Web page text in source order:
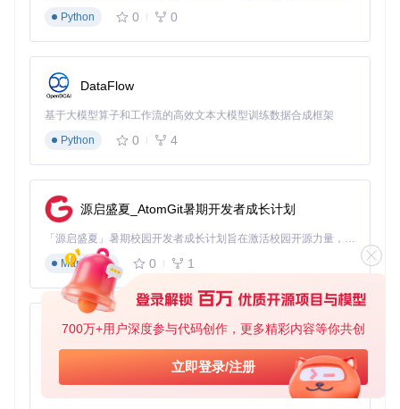
700万+用户深度参与代码创作，更多精彩内容等你共创
立即登录/注册
路径绘制：基于节点坐标生成平滑路径曲线
100ms，红色>100ms）
在实际应用中，这一功能帮助某跨境电商平台发现其欧洲用户
访问延迟过高的原因：数据包绕经北美而非直连欧洲节点，通
过调整CDN节点配置将平均延迟降低47%。
优化分布式系统通信：多维度数据分析方案
工具提供三类关键指标帮助优化分布式系统通信：
延迟分析：每跳延迟、抖动率、丢包率
拓扑分析：ASN路径、运营商切换点、网络层级
性能分析：路径稳定性评分、最优路径推荐
💡 专业提示：在微服务架构中，建议对核心服务间的通信路径
建立基准线，通过定期追踪发现性能退化趋势。
构建网络故障预警：实时监控与异常检测
服务器模块提供HTTP API和WebSocket接口，支持将追踪数
据集成到监控系统。通过设置延迟阈值和路径变化检测，可实
现网络异常的实时预警。某云服务提供商利用此功能将网络故
障发现时间从平均45分钟缩短至8分钟。
Python
0 0
DataFlow
基于大模型算子和工作流的高效文本大模型训练数据合成框架
Python
0 4
源启盛夏_AtomGit暑期开发者成长计划
「源启盛夏」暑期校园开发者成长计划旨在激活校园开源力量，通过积分激励、认证扶持、资源倾斜等形式，引导高校组织和开发者完成「入驻 — 建项目 — 做贡献 — 获认证 — 得资源」的完整闭环。无论你是想带领社团入驻平台的组织者，还是希望用代码贡献证明自己的开发者，都能在这里找到属于你的成长路径。
Markdown
0 1
py-xiaozhi
基于Python的Xiaozhi AI，适用于想要完整Xiaozhi体验而无需拥有专用硬件的用户。
Python
0 1